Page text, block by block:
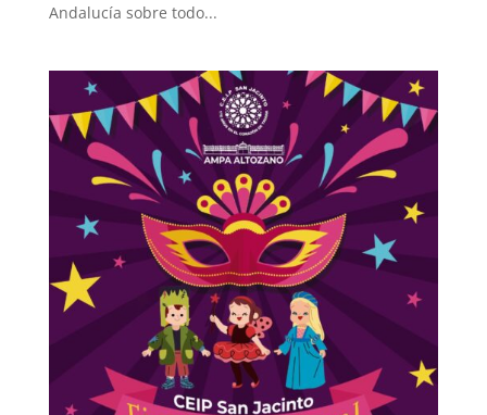
Andalucía sobre todo...